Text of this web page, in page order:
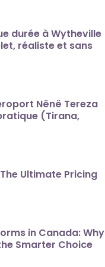
durée à Wytheville
réaliste et sans
Nënë Tereza
(Tirana,
Ultimate Pricing
in Canada: Why
Smarter Choice